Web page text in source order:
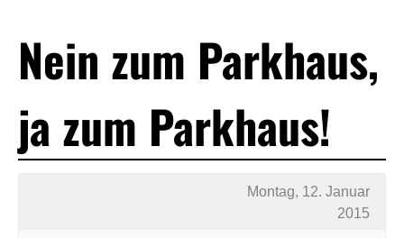
Nein zum Parkhaus,
ja zum Parkhaus!
Montag, 12. Januar
2015